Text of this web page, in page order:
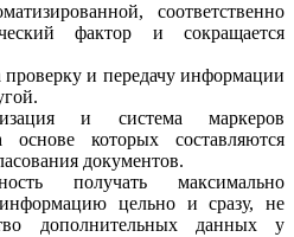
соответственно
фактор и сокращается
проверку и передачу информации
и система маркеров
основе которых составляются
документов.
получать максимально
цельно и сразу, не
дополнительных данных у